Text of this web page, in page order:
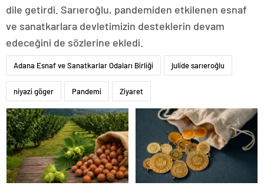
dile getirdi. Sarıeroğlu, pandemiden etkilenen esnaf
ve sanatkarlara devletimizin desteklerin devam
edeceğini de sözlerine ekledi.
Adana Esnaf ve Sanatkarlar Odaları Birliği julide sarıeroğlu
niyazi göger Pandemi Ziyaret